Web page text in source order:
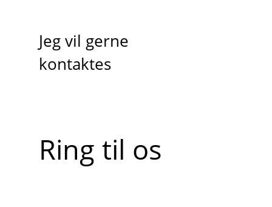
Jeg vil gerne
kontaktes
Ring til os